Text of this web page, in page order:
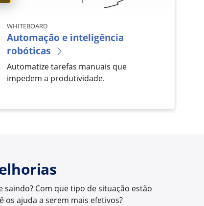
WHITEBOARD
Automação e inteligência
robóticas
Automatize tarefas manuais que
impedem a produtividade.
saindo? Com que tipo de situação estão
os ajuda a serem mais efetivos?